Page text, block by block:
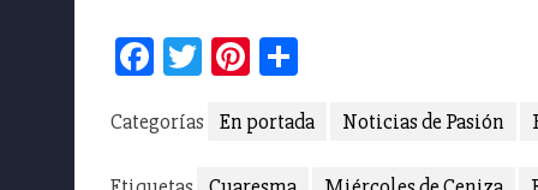
Facebook
TwitterPinterest
Categorías En portada Noticias de Pasión